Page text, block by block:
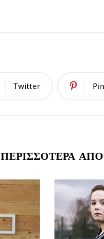
Twitter
ΠΕΡΙΣΣΟΤΕΡΑ